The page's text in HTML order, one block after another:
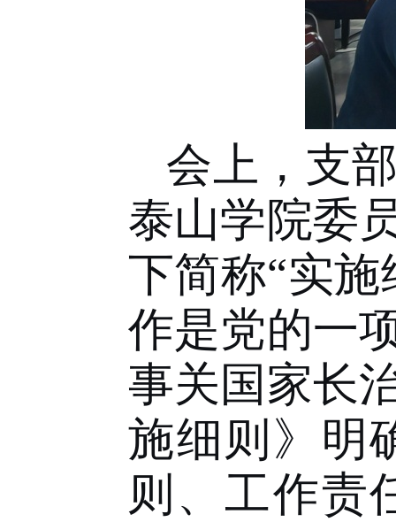
会上，支
泰山学院委
下简称“实施
作是党的一
事关国家长
施细则》 明
则、工作责